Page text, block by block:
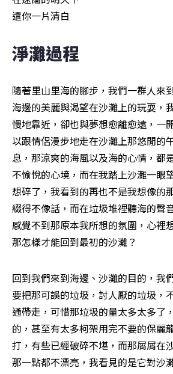
還你一片清白
淨灘過程
隨著里山里海的腳步，我們一群人來
海邊的美麗與渴望在沙灘上的玩耍，
慢地靠近，卻也與夢想愈離愈遠，一
以跟情侶漫步地走在沙灘上那悠閒的
息，那涼爽的海風以及海的心情，都
不愉悅的心境，而在我踏上沙灘一眼
想碎了，我看到的再也不是我想像的
綴得不像話，而在垃圾堆裡聽海的聲
感覺不到那原本我所想的氛圍，心裡
那怎樣才能回到最初的沙灘？
回到我們來到海邊、沙灘的目的，我
要把那可誤的垃圾，討人厭的垃圾，
通帶走，可惜那垃圾的量太多太多了
的，甚至有太多柯架用完不要的保麗
打，有些已經破碎不堪，而那屑屑在
那一點都不漂亮，我看見的是它對沙